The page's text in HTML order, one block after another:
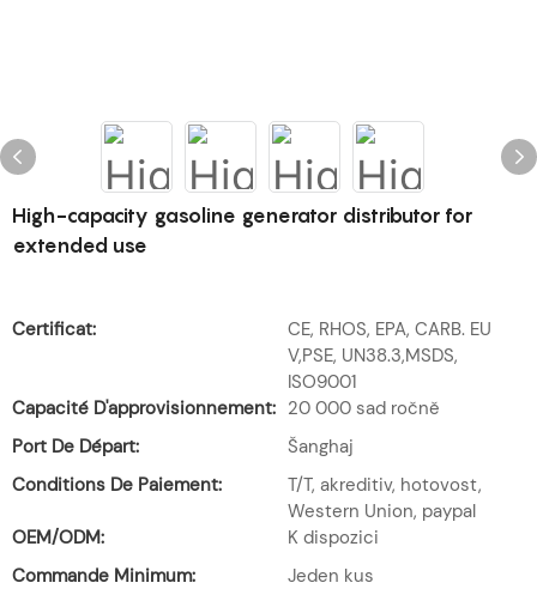
High-capacity gasoline generator distributor for
extended use
Certificat:
CE, RHOS, EPA, CARB. EU
V,PSE, UN38.3,MSDS,
ISO9001
Capacité D'approvisionnement: 20 000 sad ročně
Port De Départ:
Šanghaj
Conditions De Paiement:
T/T, akreditiv, hotovost,
Western Union, paypal
OEM/ODM:
K dispozici
Commande Minimum:
Jeden kus